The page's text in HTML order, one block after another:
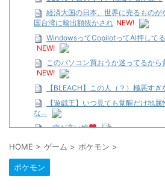
経済大国の日本、世界に売るもの
国台湾に輸出額抜かされ NEW!
WindowsってCopilotってAI押して
NEW!
このパソコン買おうか迷ってるから
NEW!
【BLEACH】この人（？）極悪すぎ
【遊戯王】いつ見ても覚醒だけ地
な…
…背が高い娘
【遊戯王】いつ見ても覚醒だけ地属
な…
HOME > ゲーム > ポケモン >
ポケモン